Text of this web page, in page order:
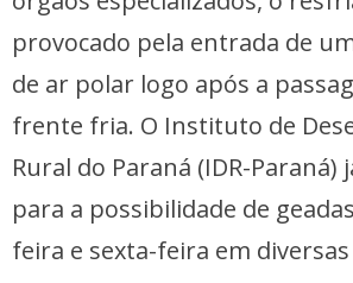
provocado pela entrada de
de ar polar logo após a
frente fria. O Instituto de
Rural do Paraná (IDR-
para a possibilidade de
feira e sexta-feira em